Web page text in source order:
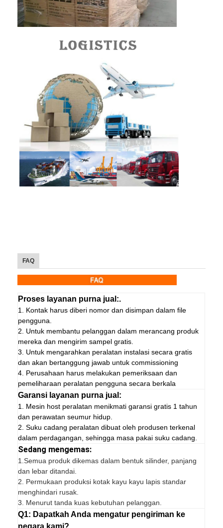
FAQ
Proses layanan purna jual:.
1. Kontak harus diberi nomor dan disimpan dalam file
pengguna.
2. Untuk membantu pelanggan dalam merancang produk
mereka dan mengirim sampel gratis.
3. Untuk mengarahkan peralatan instalasi secara gratis
dan akan bertanggung jawab untuk commissioning
4. Perusahaan harus melakukan pemeriksaan dan
pemeliharaan peralatan pengguna secara berkala
Garansi layanan purna jual:
1. Mesin host peralatan menikmati garansi gratis 1 tahun
dan perawatan seumur hidup.
2. Suku cadang peralatan dibuat oleh produsen terkenal
dalam perdagangan, sehingga masa pakai suku cadang.
Sedang mengemas:
1.Semua produk dikemas dalam bentuk silinder, panjang
dan lebar ditandai.
2. Permukaan produksi kotak kayu kayu lapis standar
menghindari rusak.
3. Menurut tanda kuas kebutuhan pelanggan.
Q1: Dapatkah Anda mengatur pengiriman ke
negara kami?